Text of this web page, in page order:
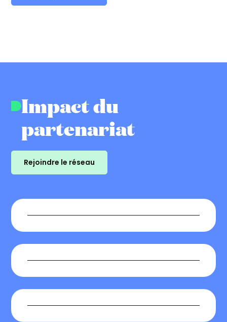
Impact du
partenariat
Rejoindre le réseau